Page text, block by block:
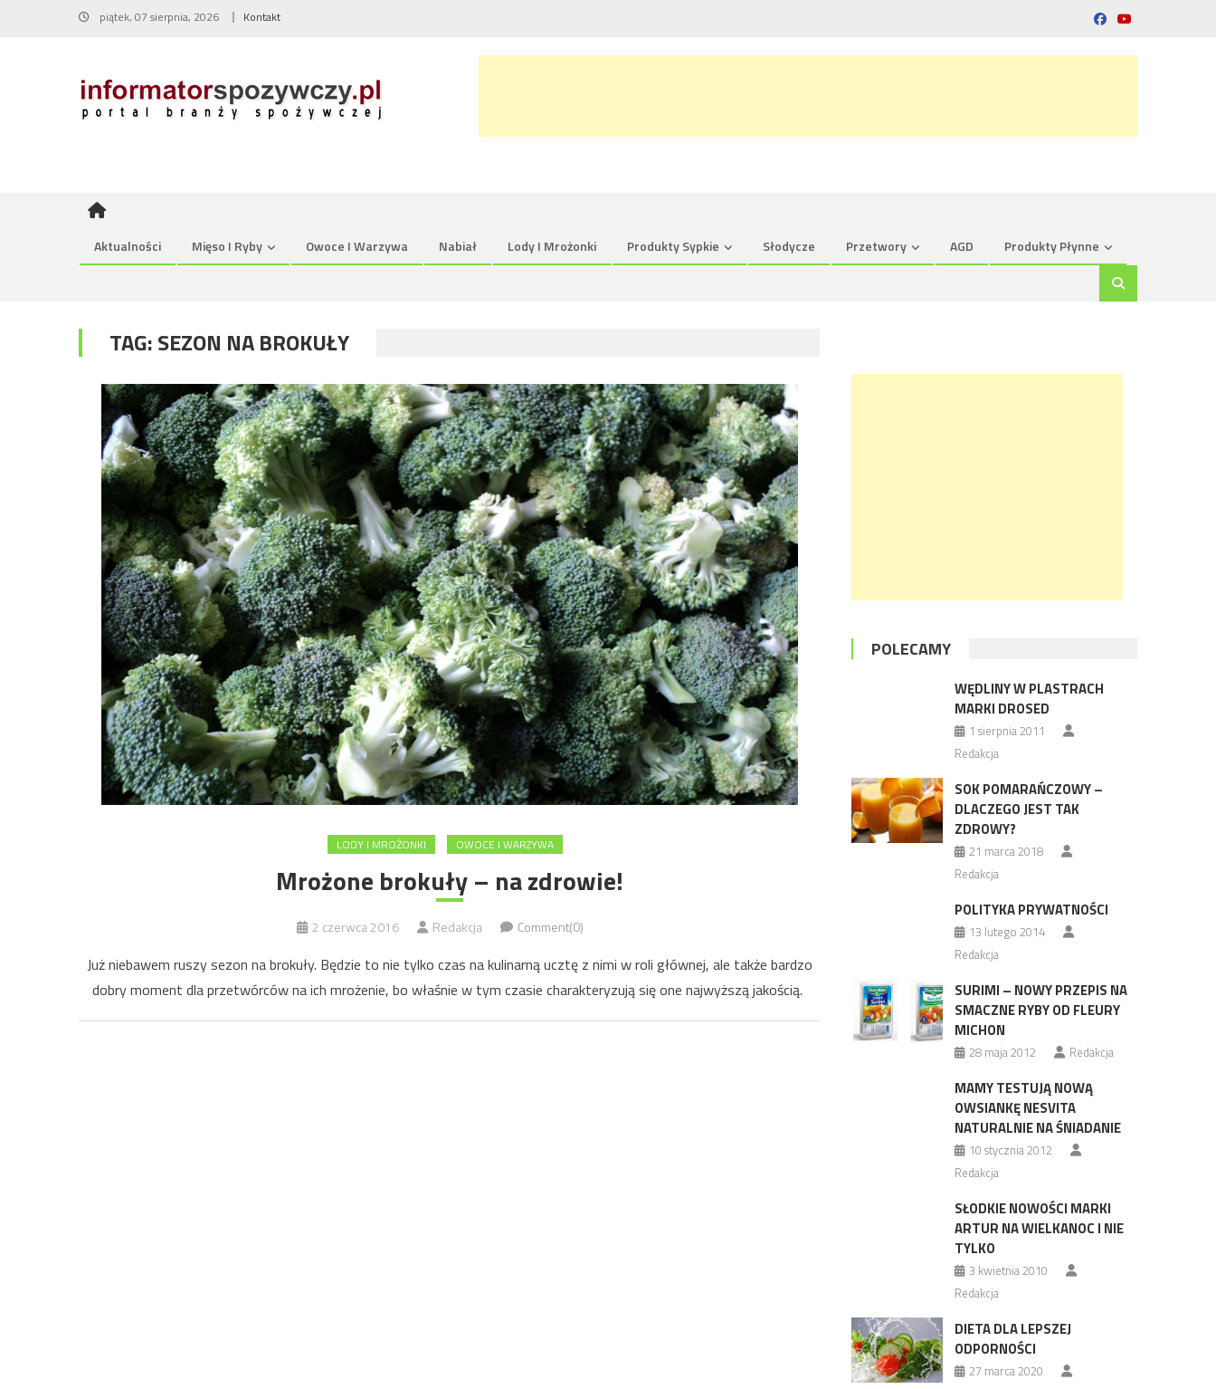
piątek, 07 sierpnia, 2026 Kontakt
Aktualności Mięso I Ryby Owoce I Warzywa Nabiał Lody I Mrożonki Produkty Sypkie Słodycze Przetwory AGD Produkty Płynne
TAG:SEZON NA BROKUŁY
LODY I MROŻONKI OWOCE I WARZYWA
Mrożone brokuły – na zdrowie!
2 czerwca 2016 Redakcja Comment(0)
Już niebawem ruszy sezon na brokuły. Będzie to nie tylko czas na kulinarną ucztę z nimi w roli głównej, ale także bardzo
dobry moment dla przetwórców na ich mrożenie, bo właśnie w tym czasie charakteryzują się one najwyższą jakością.
POLECAMY
WĘDLINY W PLASTRACH
MARKI DROSED
1 sierpnia 2011
Redakcja
SOK POMARAŃCZOWY –
DLACZEGO JEST TAK
ZDROWY?
21 marca 2018
Redakcja
POLITYKA PRYWATNOŚCI
13 lutego 2014
Redakcja
SURIMI – NOWY PRZEPIS NA
SMACZNE RYBY OD FLEURY
MICHON
28 maja 2012 Redakcja
MAMY TESTUJĄ NOWĄ
OWSIANKĘ NESVITA
NATURALNIE NA ŚNIADANIE
10 stycznia 2012
Redakcja
SŁODKIE NOWOŚCI MARKI
ARTUR NA WIELKANOC I NIE
TYLKO
3 kwietnia 2010
Redakcja
DIETA DLA LEPSZEJ
ODPORNOŚCI
27 marca 2020